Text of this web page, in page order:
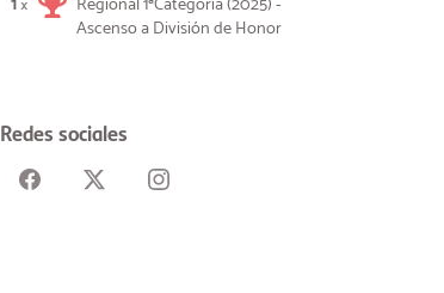
×
Ascenso a División de Honor
Redes sociales